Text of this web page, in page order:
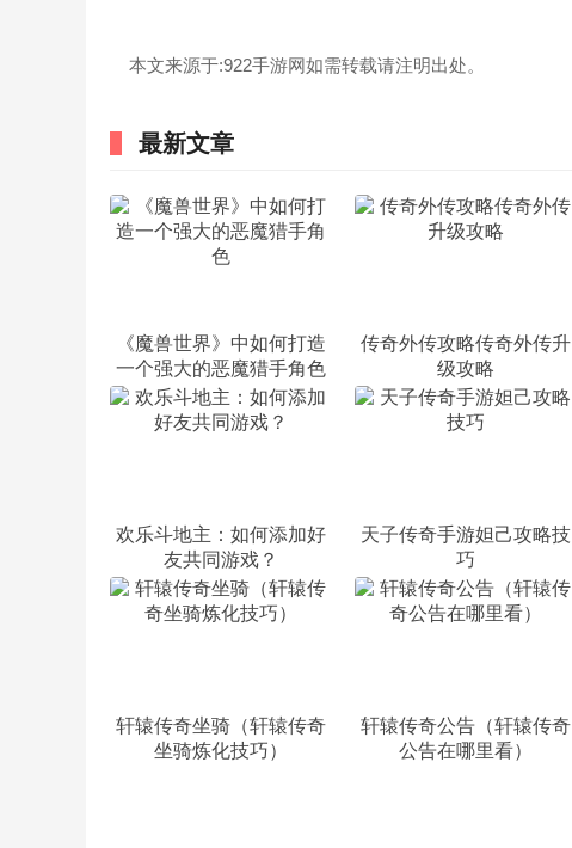
本文来源于:922手游网如需转载请注明出处。
最新文章
《魔兽世界》中如何打造
一个强大的恶魔猎手角色
传奇外传攻略传奇外传升
级攻略
欢乐斗地主：如何添加好
友共同游戏？
天子传奇手游妲己攻略技
巧
轩辕传奇坐骑（轩辕传奇
坐骑炼化技巧）
轩辕传奇公告（轩辕传奇
公告在哪里看）